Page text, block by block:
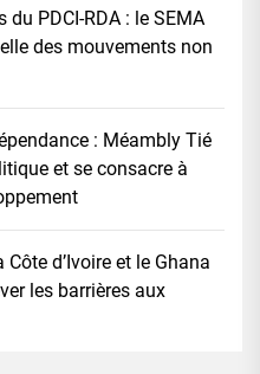
PDCI-RDA : le SEMA
des mouvements non
: Méambly Tié
et se consacre à
d’Ivoire et le Ghana
les barrières aux